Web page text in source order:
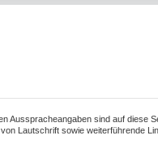
Ausspracheangaben sind auf
Lautschrift sowie weiterführende